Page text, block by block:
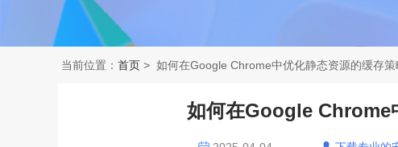
当前位置： 首页 > 如何在Google Chrome中优化静态资源的缓存策
如何在Google Chrome